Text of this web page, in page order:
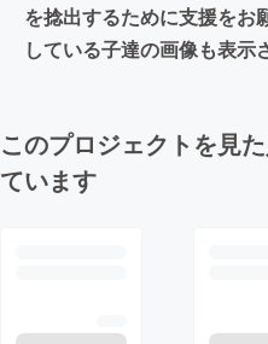
を捻出するために支援をお
している子達の画像も表示
このプロジェクトを見
ています